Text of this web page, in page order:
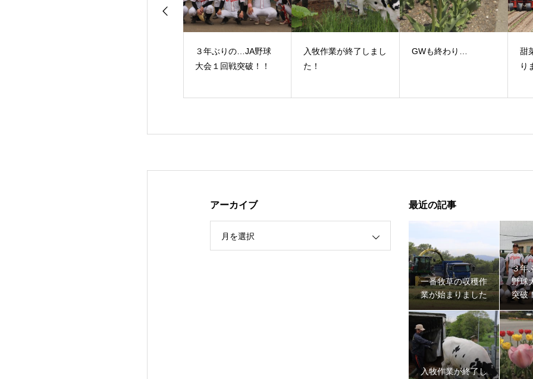
３年ぶりの…JA野球
大会１回戦突破！！
入牧作業が終了しまし
た！
GWも終わり…
甜
り
アーカイブ
月を選択
最近の記事
一番牧草の収穫作
業が始まりました
３年
野球
突破
入牧作業が終了し